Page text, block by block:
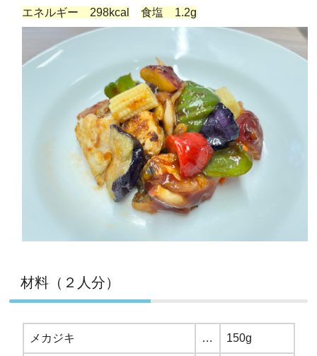
エネルギー 298kcal 食塩 1.2g
材料（２人分）
メカジキ … 150g